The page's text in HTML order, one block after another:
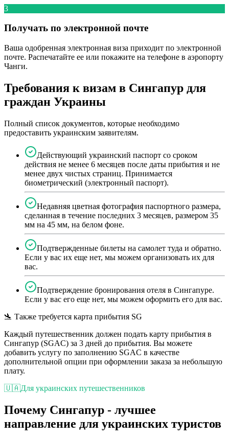
3
Получать по электронной почте
Ваша одобренная электронная виза приходит по электронной
почте. Распечатайте ее или покажите на телефоне в аэропорту
Чанги.
Требования к визам в Сингапур для
граждан Украины
Полный список документов, которые необходимо
предоставить украинским заявителям.
Действующий украинский паспорт со сроком
действия не менее 6 месяцев после даты прибытия и не
менее двух чистых страниц. Принимается
биометрический (электронный паспорт).
Недавняя цветная фотография паспортного размера,
сделанная в течение последних 3 месяцев, размером 35
мм на 45 мм, на белом фоне.
Подтвержденные билеты на самолет туда и обратно.
Если у вас их еще нет, мы можем организовать их для
вас.
Подтверждение бронирования отеля в Сингапуре.
Если у вас его еще нет, мы можем оформить его для вас.
🛬 Также требуется карта прибытия SG
Каждый путешественник должен подать карту прибытия в
Сингапур (SGAC) за 3 дней до прибытия. Вы можете
добавить услугу по заполнению SGAC в качестве
дополнительной опции при оформлении заказа за небольшую
плату.
🇺🇦Для украинских путешественников
Почему Сингапур - лучшее
направление для украинских туристов